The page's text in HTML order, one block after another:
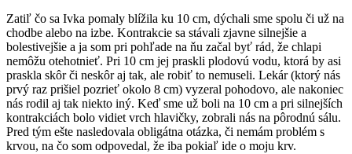
Zatiľ čo sa Ivka pomaly blížila ku 10 cm, dýchali sme spolu či už na
chodbe alebo na izbe. Kontrakcie sa stávali zjavne silnejšie a
bolestivejšie a ja som pri pohľade na ňu začal byť rád, že chlapi
nemôžu otehotnieť. Pri 10 cm jej praskli plodovú vodu, ktorá by asi
praskla skôr či neskôr aj tak, ale robiť to nemuseli. Lekár (ktorý nás
prvý raz prišiel pozrieť okolo 8 cm) vyzeral pohodovo, ale nakoniec
nás rodil aj tak niekto iný. Keď sme už boli na 10 cm a pri silnejších
kontrakciách bolo vidiet vrch hlavičky, zobrali nás na pôrodnú sálu.
Pred tým ešte nasledovala obligátna otázka, či nemám problém s
krvou, na čo som odpovedal, že iba pokiaľ ide o moju krv.